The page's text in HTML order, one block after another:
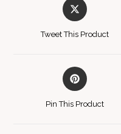
Tweet This Product
Pin This Product